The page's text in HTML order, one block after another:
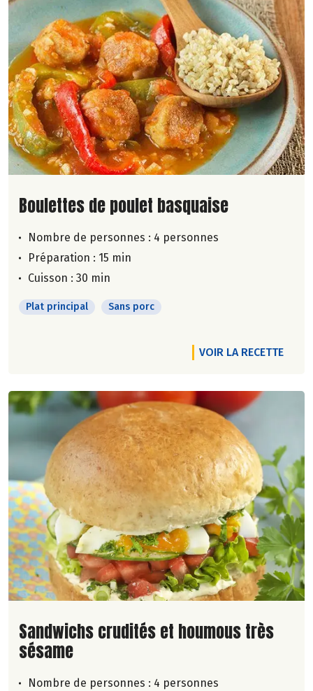
Lire la suite de la recette
Boulettes de poulet basquaise
Nombre de personnes : 4 personnes
Préparation : 15 min
Cuisson : 30 min
Plat principal Sans porc
VOIR LA RECETTE
Lire la suite de la recette
Sandwichs crudités et houmous très
sésame
Nombre de personnes : 4 personnes